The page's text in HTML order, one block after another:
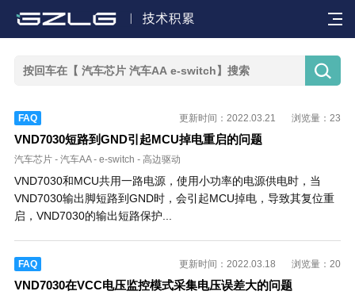


FAQ 浏览量：23
更新时间：2022.03.21
VND7030短路到GND引起MCU掉电重启的问题
汽车芯片 - 汽车AA - e-switch - 高边驱动
VND7030和MCU共用一路电源，使用小功率的电源供电时，当
VND7030输出脚短路到GND时，会引起MCU掉电，导致其复位重
启，VND7030的输出短路保护...
FAQ 浏览量：20
更新时间：2022.03.18
VND7030在VCC电压监控模式采集电压误差大的问题